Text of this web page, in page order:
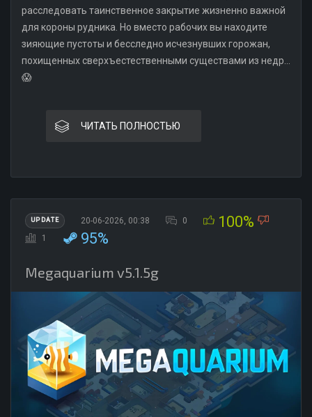
расследовать таинственное закрытие жизненно важной
для короны рудника. Но вместо рабочих вы находите
зияющие пустоты и бесследно исчезнувших горожан,
похищенных сверхъестественными существами из недр...
😱
ЧИТАТЬ ПОЛНОСТЬЮ
UPDATE 20-06-2026, 00:38 0 100%
1 95%
Megaquarium v5.1.5g